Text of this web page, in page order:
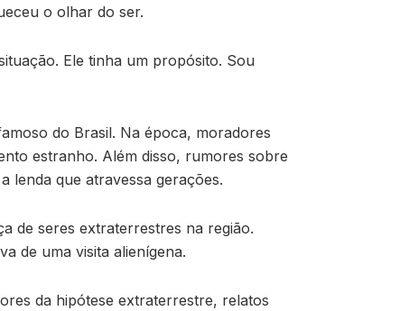
o olhar do ser.
Ele tinha um propósito. Sou
do Brasil. Na época, moradores
estranho. Além disso, rumores sobre
lenda que atravessa gerações.
de seres extraterrestres na região.
de uma visita alienígena.
da hipótese extraterrestre, relatos